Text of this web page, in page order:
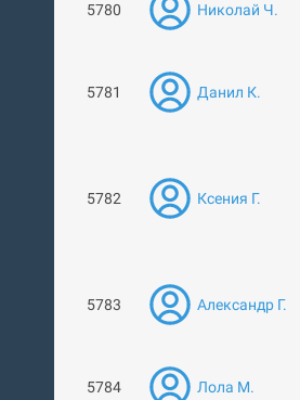
5780 Николай Ч.
5781 Данил К.
5782 Ксения Г.
5783 Александр Г.
5784 Лола М.